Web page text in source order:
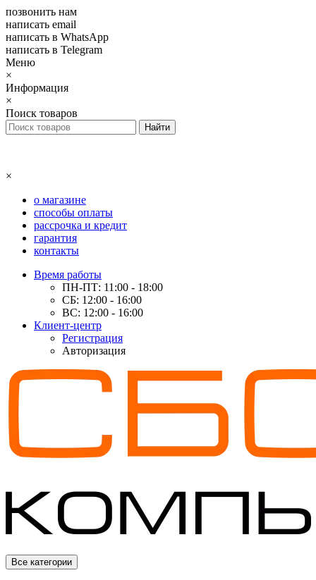
позвонить нам
написать email
написать в WhatsApp
написать в Telegram
Меню
×
Информация
×
Поиск товаров
×
о магазине
способы оплаты
рассрочка и кредит
гарантия
контакты
Время работы
ПН-ПТ: 11:00 - 18:00
СБ: 12:00 - 16:00
ВС: 12:00 - 16:00
Клиент-центр
Регистрация
Авторизация
Все категории